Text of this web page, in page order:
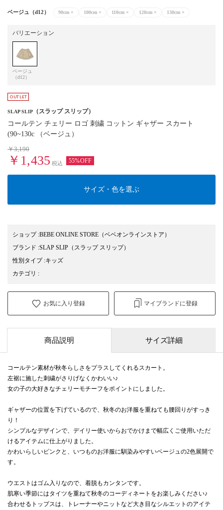
ベージュ（d12） 90cm × 100cm × 110cm × 120cm × 130cm ×
バリエーション
ベージュ
（d12）
SLAP SLIP （スラップ スリップ）
コールテン チェリー ロゴ 刺繍 コットン ギャザー スカート
(90~130c （ベージュ）
￥3,190
￥1,435 税込 55%OFF
サイズ・色を選ぶ
ショップ:BEBE ONLINE STORE（ベベオンラインストア）
ブランド :SLAP SLIP （スラップ スリップ）
性別タイプ:キッズ
カテゴリ :
お気に入り登録 マイブランドに登録
商品説明 サイズ詳細
コールテン素材が秋冬らしさをプラスしてくれるスカート。
左裾に施した刺繍がさりげなくかわいい♪
女の子の大好きなチェリーモチーフをポイントにしました。
ギャザーの位置を下げているので、秋冬のお洋服を重ねても腰回りがすっき
り！
シンプルなデザインで、デイリー使いからおでかけまで幅広くご使用いただ
けるアイテムに仕上がりました。
かわいらしいピンクと、いつものお洋服に馴染みやすいベージュの2色展開で
す。
ウエストはゴム入りなので、着脱もカンタンです。
肌寒い季節にはタイツを重ねて秋冬のコーディネートをお楽しみください♪
合わせるトップスは、トレーナーやニットなど大き目なシルエットのアイテ